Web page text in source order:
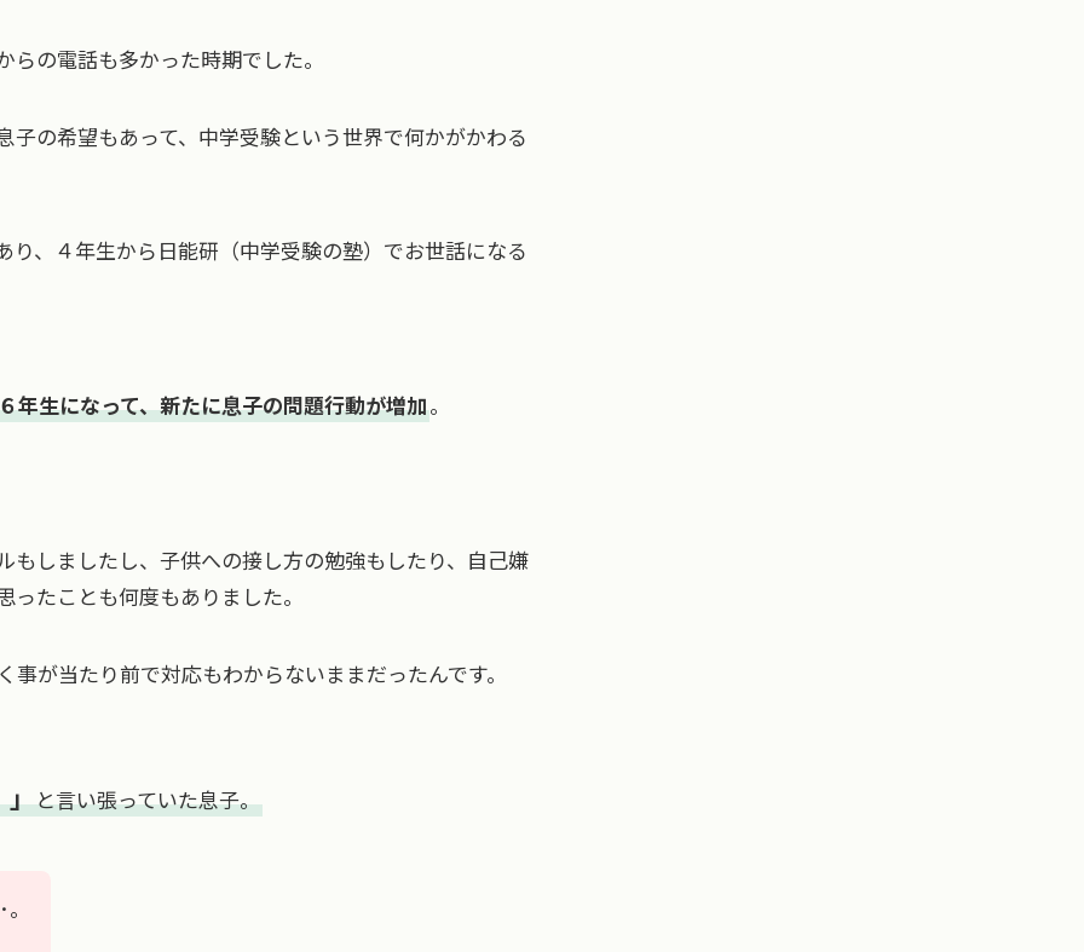
の電話も多かった時期でした。
の希望もあって、中学受験という世界で何かがかわる
、４年生から日能研（中学受験の塾）でお世話になる
年生になって、新たに息子の問題行動が増加。
しましたし、子供への接し方の勉強もしたり、自己嫌
たことも何度もありました。
が当たり前で対応もわからないままだったんです。
」と言い張っていた息子。